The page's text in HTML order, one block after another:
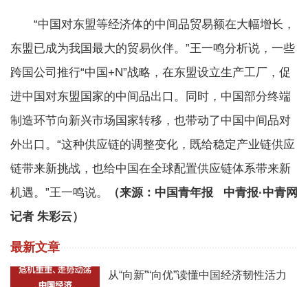
“中国对东盟等经济体的中间品贸易额在大幅增长，
东盟已成为我国最大的贸易伙伴。”王一鸣分析说，一些
跨国公司推行“中国+N”战略，在东盟设立生产工厂，促
进中国对东盟国家的中间品出口。同时，中国部分终端
制造环节向新兴市场国家转移，也带动了中国中间品对
外出口。“这种供应链的调整变化，既给稳定产业链供应
链带来新挑战，也给中国在全球配置供应链体系带来新
机遇。”王一鸣说。
（来源：中国青年报 中青报·中青网
记者 朱彩云）
最新文章
从“向新”“向优”读懂中国经济韧性活力